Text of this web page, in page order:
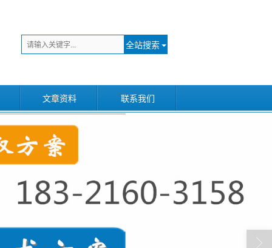
全站搜索
文章资料 联系我们